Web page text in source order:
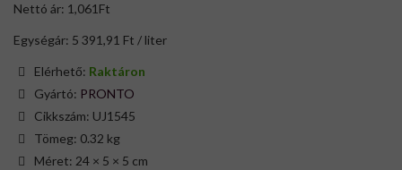
Nettó ár: 1,061Ft
Egységár: 5 391,91 Ft / liter
Elérhető: Raktáron
Gyártó: PRONTO
Cikkszám: UJ1545
Tömeg: 0.32 kg
Méret: 24 × 5 × 5 cm